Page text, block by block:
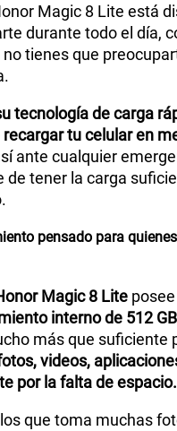
Magic 8 Lite está
durante todo el día,
no tienes que
tecnología de carga
tu celular en
ante cualquier
de tener la carga
pensado para
Magic 8 Lite
interno de 512 GB
más que suficiente
videos,
por la falta de espacio.
que toma muchas